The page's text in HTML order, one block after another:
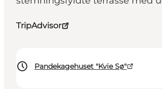
TripAdvisor
Pandekagehuset "Kvie Sø"